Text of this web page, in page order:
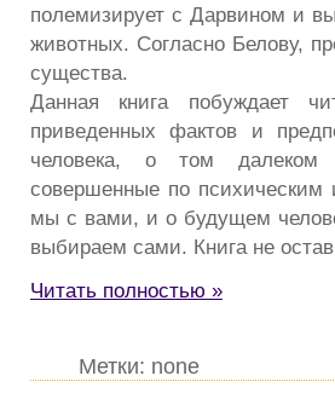
полемизирует с Дарвином и
животных. Согласно Белову,
существа.
Данная книга побуждает
приведенных фактов и
человека, о том далеком
совершенные по
мы с вами, и о будущем
выбираем сами. Книга не
Читать полностью »
Метки: none